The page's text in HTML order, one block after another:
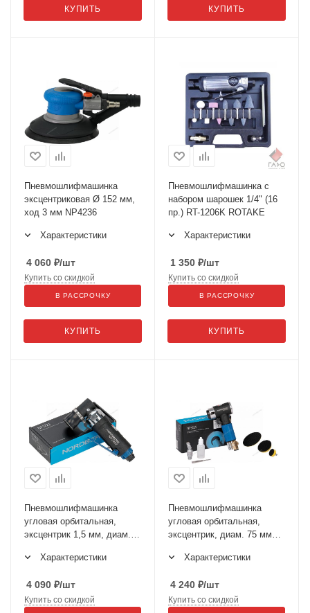
КУПИТЬ КУПИТЬ
Пневмошлифмашинка
эксцентриковая Ø 152 мм,
ход 3 мм NP4236
Характеристики
4 060 ₽/шт
КУПИТЬ
Купить со скидкой
В РАССРОЧКУ
Пневмошлифмашинка с
набором шарошек 1/4" (16
пр.) RT-1206K ROTAKE
Характеристики
1 350 ₽/шт
КУПИТЬ
Купить со скидкой
В РАССРОЧКУ
Пневмошлифмашинка
угловая орбитальная,
эксцентрик 1,5 мм, диам.
Характеристики
4 090 ₽/шт
Купить со скидкой
Пневмошлифмашинка
угловая орбитальная,
эксцентрик, диам. 75 мм
Характеристики
4 240 ₽/шт
Купить со скидкой